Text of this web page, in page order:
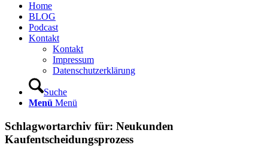
Home
BLOG
Podcast
Kontakt
Kontakt
Impressum
Datenschutzerklärung
Suche
Menü Menü
Schlagwortarchiv für: Neukunden
Kaufentscheidungsprozess